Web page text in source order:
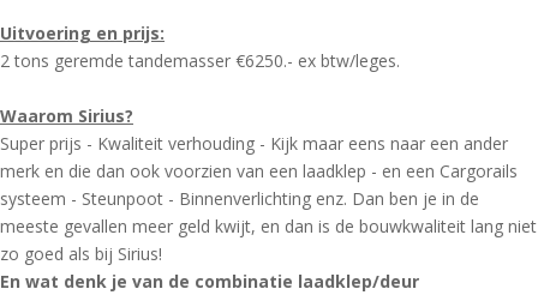
Uitvoering en prijs:
2 tons geremde tandemasser €6250.- ex btw/leges.
Waarom Sirius?
Super prijs - Kwaliteit verhouding - Kijk maar eens naar een ander
merk en die dan ook voorzien van een laadklep - en een Cargorails
systeem - Steunpoot - Binnenverlichting enz. Dan ben je in de
meeste gevallen meer geld kwijt, en dan is de bouwkwaliteit lang niet
zo goed als bij Sirius!
En wat denk je van de combinatie laadklep/deur